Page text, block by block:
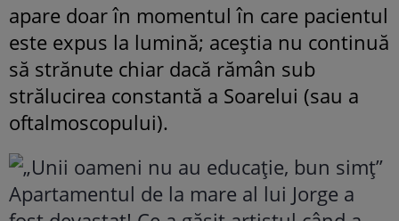
apare doar în momentul în care pacientul
este expus la lumină; aceștia nu continuă
să strănute chiar dacă rămân sub
strălucirea constantă a Soarelui (sau a
oftalmoscopului).